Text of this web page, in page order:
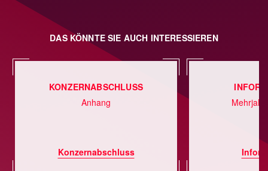
DAS KÖNNTE SIE AUCH INTERESSIEREN
KONZERNABSCHLUSS
Anhang
Konzernabschluss